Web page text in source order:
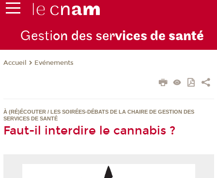
Gestion des services de santé
Accueil Evénements
À (RÉ)ÉCOUTER / LES SOIRÉES-DÉBATS DE LA CHAIRE DE GESTION DES
SERVICES DE SANTÉ
Faut-il interdire le cannabis ?